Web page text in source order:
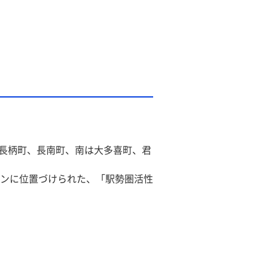
柄町、長南町、南は大多喜町、君
に位置づけられた、「駅勢圏活性